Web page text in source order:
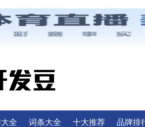
全 词条大全 十大推荐 品牌排